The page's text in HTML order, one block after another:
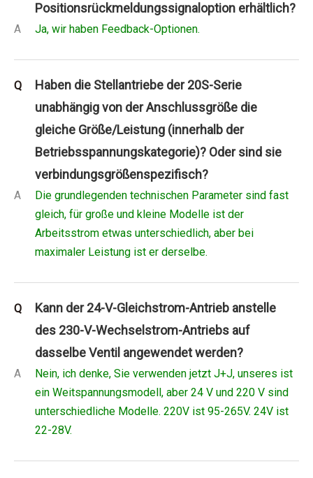
Positionsrückmeldungssignaloption erhältlich?
A Ja, wir haben Feedback-Optionen.
Q
Haben die Stellantriebe der 20S-Serie
unabhängig von der Anschlussgröße die
gleiche Größe/Leistung (innerhalb der
Betriebsspannungskategorie)? Oder sind sie
verbindungsgrößenspezifisch?
A
Die grundlegenden technischen Parameter sind fast
gleich, für große und kleine Modelle ist der
Arbeitsstrom etwas unterschiedlich, aber bei
maximaler Leistung ist er derselbe.
Q
Kann der 24-V-Gleichstrom-Antrieb anstelle
des 230-V-Wechselstrom-Antriebs auf
dasselbe Ventil angewendet werden?
A
Nein, ich denke, Sie verwenden jetzt J+J, unseres ist
ein Weitspannungsmodell, aber 24 V und 220 V sind
unterschiedliche Modelle. 220V ist 95-265V. 24V ist
22-28V.